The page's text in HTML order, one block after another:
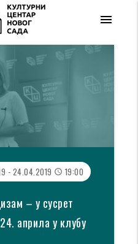
menu
- 24.04.2019 access_time 19:00
– у сусрет
априла у клубу